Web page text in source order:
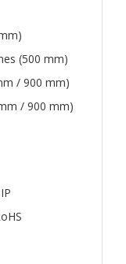
(500 mm)
/ 900 mm)
/ 900 mm)